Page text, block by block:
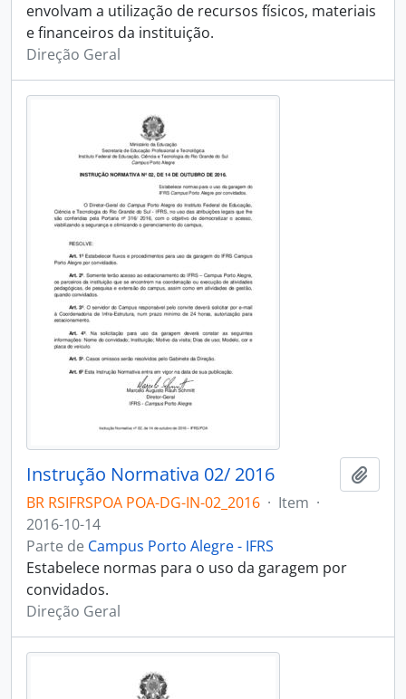
envolvam a utilização de recursos físicos, materiais
e financeiros da instituição.
Direção Geral
Instrução Normativa 02/ 2016
BR RSIFRSPOA POA-DG-IN-02_2016 · Item ·
2016-10-14
Parte de Campus Porto Alegre - IFRS
Estabelece normas para o uso da garagem por
convidados.
Direção Geral